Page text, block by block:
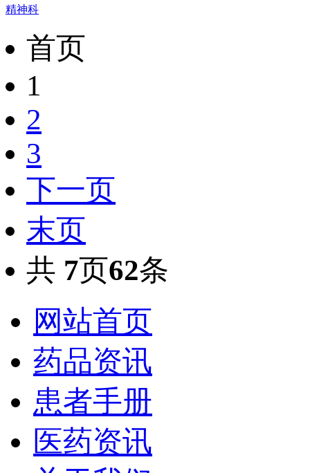
精神科
首页
1
2
3
下一页
末页
共 7页62条
网站首页
药品资讯
患者手册
医药资讯